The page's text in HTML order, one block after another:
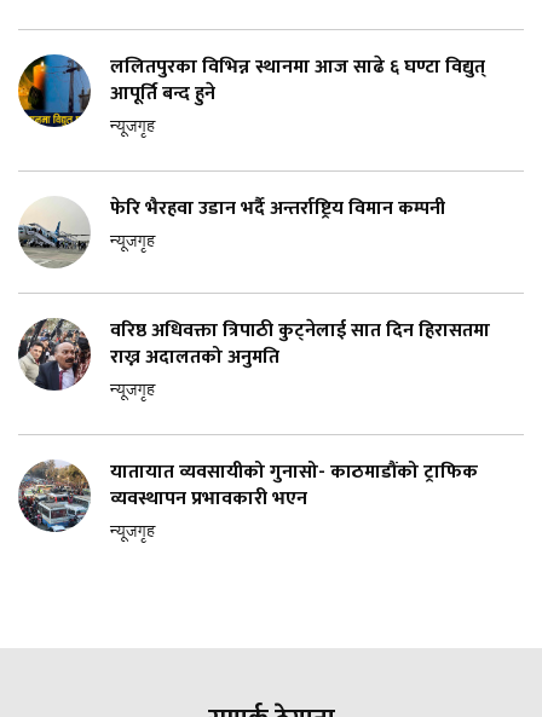
ललितपुरका विभिन्न स्थानमा आज साढे ६ घण्टा विद्युत्
आपूर्ति बन्द हुने
न्यूजगृह
फेरि भैरहवा उडान भर्दै अन्तर्राष्ट्रिय विमान कम्पनी
न्यूजगृह
वरिष्ठ अधिवक्ता त्रिपाठी कुट्नेलाई सात दिन हिरासतमा
राख्न अदालतको अनुमति
न्यूजगृह
यातायात व्यवसायीको गुनासो- काठमाडौंको ट्राफिक
व्यवस्थापन प्रभावकारी भएन
न्यूजगृह